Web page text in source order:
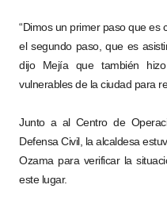
“Dimos un primer paso que es
el segundo paso, que es
dijo Mejía que también
vulnerables de la ciudad para
Junto a al Centro de
Defensa Civil, la alcaldesa
Ozama para verificar la
este lugar.